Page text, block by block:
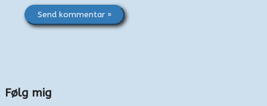
Følg mig